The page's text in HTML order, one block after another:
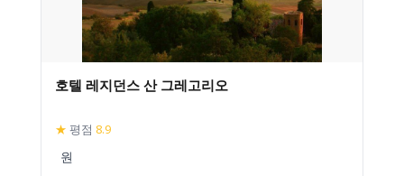
호텔 레지던스 산 그레고리오
★ 평점 8.9